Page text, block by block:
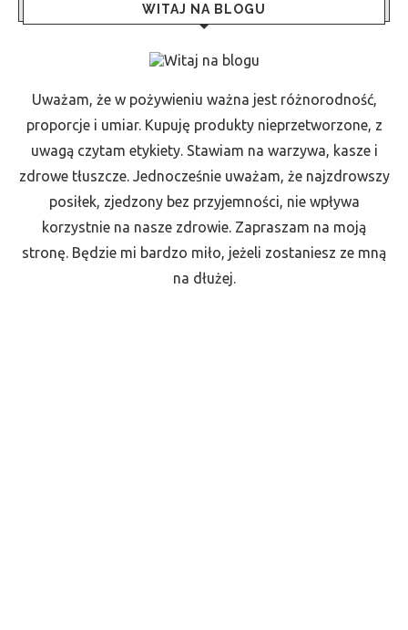
WITAJ NA BLOGU
Uważam, że w pożywieniu ważna jest różnorodność,
proporcje i umiar. Kupuję produkty nieprzetworzone, z
uwagą czytam etykiety. Stawiam na warzywa, kasze i
zdrowe tłuszcze. Jednocześnie uważam, że najzdrowszy
posiłek, zjedzony bez przyjemności, nie wpływa
korzystnie na nasze zdrowie. Zapraszam na moją
stronę. Będzie mi bardzo miło, jeżeli zostaniesz ze mną
na dłużej.